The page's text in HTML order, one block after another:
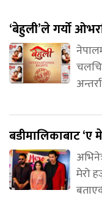
‘बेहुली’ले गर्यो
बडीमालिकाबाट
मेरो